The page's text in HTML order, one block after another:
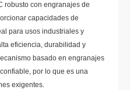
robusto con engranajes de
capacidades de
para usos industriales y
eficiencia, durabilidad y
basado en engranajes
por lo que es una
exigentes.